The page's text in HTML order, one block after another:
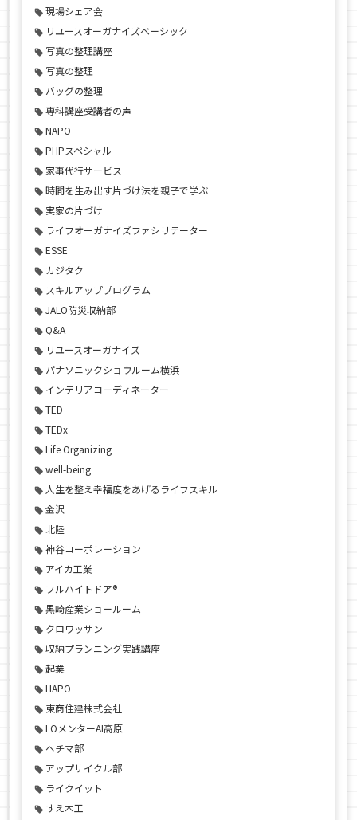
現場シェア会
リユースオーガナイズベーシック
写真の整理講座
写真の整理
バッグの整理
専科講座受講者の声
NAPO
PHPスペシャル
家事代行サービス
時間を生み出す片づけ法を親子で学ぶ
実家の片づけ
ライフオーガナイズファシリテーター
ESSE
カジタク
スキルアッププログラム
JALO防災収納部
Q&A
リユースオーガナイズ
パナソニックショウルーム横浜
インテリアコーディネーター
TED
TEDx
Life Organizing
well-being
人生を整え幸福度をあげるライフスキル
金沢
北陸
神谷コーポレーション
アイカ工業
フルハイトドア®
黒崎産業ショールーム
クロワッサン
収納プランニング実践講座
起業
HAPO
東商住建株式会社
LOメンターAI高原
ヘチマ部
アップサイクル部
ライクイット
すえ木工